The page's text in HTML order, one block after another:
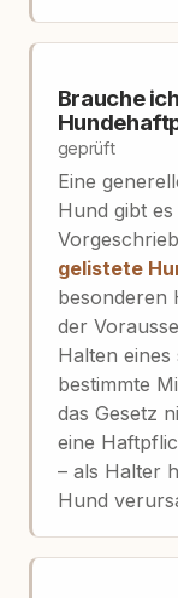
Brauche
geprüft
Eine
Hund gibt
gelistete
besonderen
der
Halten
bestimmte
das Gesetz
eine
– als Halter
Hund